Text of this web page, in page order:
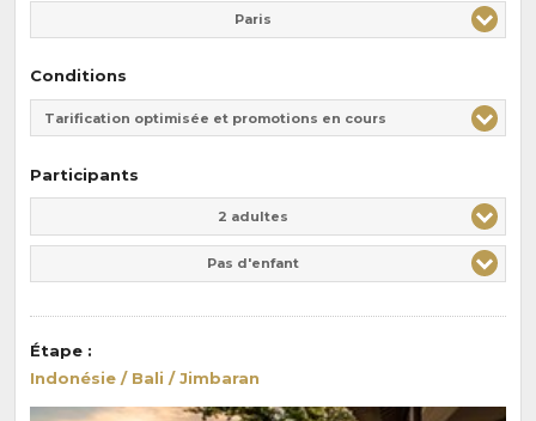
Paris
Conditions
Tarification optimisée et promotions en cours
Participants
2 adultes
Pas d'enfant
Étape :
Indonésie / Bali / Jimbaran